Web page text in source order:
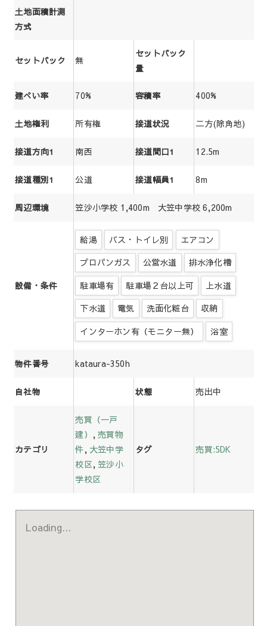
土地面積計測
方式
セットバック 無
セットバック
量
建ぺい率 70% 容積率 400%
土地権利 所有権 接道状況 二方(除角地)
接道方向1 南西 接道間口1 12.5m
接道種別1 公道 接道幅員1 8m
周辺環境 笠沙小学校 1,400m 大笠中学校 6,200m
設備・条件
給湯 バス・トイレ別
エアコン
プロパンガス
公営水道
排水浄化槽
駐車場有
駐車場２台以上可
上水道
下水道
電気 洗面化粧台
収納
インターホン有（モニター無）
浴室
物件番号 kataura-350h
自社物 状態 売出中
カテゴリ
売買（一戸
建） ,売買物
件, 大笠中学
校区, 笠沙小
学校区
タグ 売買:5DK
Loading...